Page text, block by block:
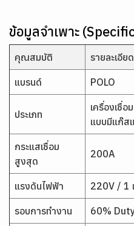
ข้อมูลจำเพาะ
คุณสมบัติ รายละเอียด
แบรนด์ POLO
ประเภท
เครื่องเชื่
แบบมีแก๊ส
กระแสเชื่อม
สูงสุด
200A
แรงดันไฟฟ้า 220V / 1
รอบการทำงาน 60%